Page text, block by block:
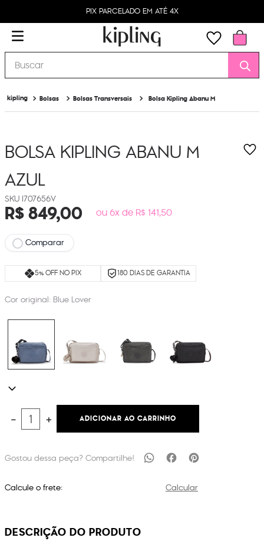
PIX PARCELADO EM ATÉ 4X
Buscar
Bolsas Bolsas Transversais Bolsa Kipling Abanu M
BOLSA KIPLING ABANU M
AZUL
I707656V
R$849,00 ou 6x de R$ 141,50
Comparar
5% OFF NO PIX 180 DIAS DE GARANTIA
Cor original: Blue Lover
＋
－ ADICIONAR AO CARRINHO
Calcule o frete: Calcular
DESCRIÇÃO DO PRODUTO